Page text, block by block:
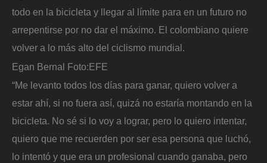
todo en la bicicleta y llegar al límite para en un futuro no
arrepentirse por no dar el máximo. El colombiano quiere
volver a lo más alto del ciclismo mundial.
Egan Bernal Foto:EFE
“Me levanto todos los días para ganar, quiero volver a
estar ahí, si no fuera así, quizá no estaría montando en la
bicicleta. No sé si lo voy a lograr, pero lo quiero intentar,
quiero que me recuerden por ser esa persona que luchó,
lo intentó y que era un profesional cuando ganaba, pero